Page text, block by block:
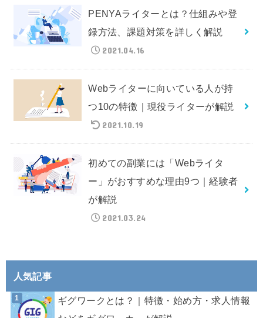
PENYAライターとは？仕組みや登
録方法、課題対策を詳しく解説
2021.04.16
Webライターに向いている人が持
つ10の特徴｜現役ライターが解説
2021.10.19
初めての副業には「Webライタ
ー」がおすすめな理由9つ｜経験者
が解説
2021.03.24
人気記事
ギグワークとは？｜特徴・始め方・求人情報